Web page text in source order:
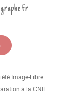
Image-Libre
à la CNIL